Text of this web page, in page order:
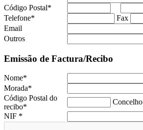
Código Postal*
Telefone*
Fax
Email
Outros
Emissão de Factura/Recibo
Nome*
Morada*
Código Postal do
recibo*
Concelho
NIF *